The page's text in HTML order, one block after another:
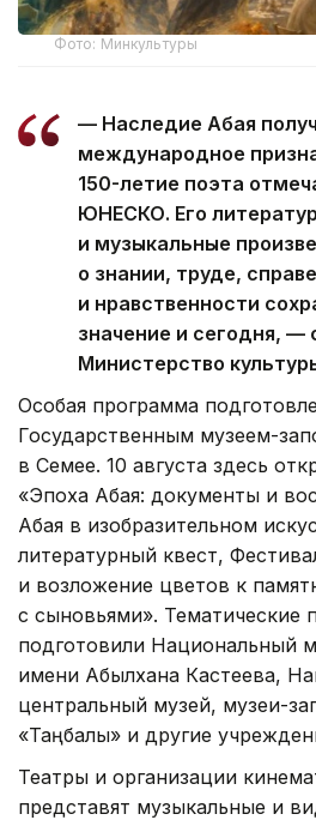
Фото: Минкультуры
— Наследие Абая
международное
150-летие поэта
ЮНЕСКО. Его
и музыкальные
о знании, труде,
и нравственности
значение и сегодня, —
Министерство
Особая программа
Государственным музеем-
в Семее. 10 августа здесь
«Эпоха Абая: документы и
Абая в изобразительном
литературный квест,
и возложение цветов к
с сыновьями». Тематические
подготовили Национальный
имени Абылхана Кастеева,
центральный музей, музеи-
«Таңбалы» и другие
Театры и организации
представят музыкальные и